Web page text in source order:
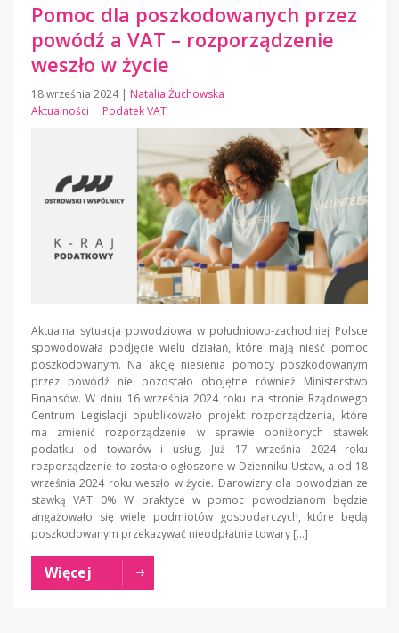
Pomoc dla poszkodowanych przez
powódź a VAT – rozporządzenie
weszło w życie
18 września 2024 | Natalia Żuchowska
Aktualności
Podatek VAT
Aktualna sytuacja powodziowa w południowo-zachodniej Polsce
spowodowała podjęcie wielu działań, które mają nieść pomoc
poszkodowanym. Na akcję niesienia pomocy poszkodowanym
przez powódź nie pozostało obojętne również Ministerstwo
Finansów. W dniu 16 września 2024 roku na stronie Rządowego
Centrum Legislacji opublikowało projekt rozporządzenia, które
ma zmienić rozporządzenie w sprawie obniżonych stawek
podatku od towarów i usług. Już 17 września 2024 roku
rozporządzenie to zostało ogłoszone w Dzienniku Ustaw, a od 18
września 2024 roku weszło w życie. Darowizny dla powodzian ze
stawką VAT 0% W praktyce w pomoc powodzianom będzie
angażowało się wiele podmiotów gospodarczych, które będą
poszkodowanym przekazywać nieodpłatnie towary […]
Więcej